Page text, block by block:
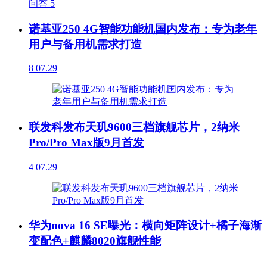
问答 5
诺基亚250 4G智能功能机国内发布：专为老年
用户与备用机需求打造
8 07.29
联发科发布天玑9600三档旗舰芯片，2纳米
Pro/Pro Max版9月首发
4 07.29
华为nova 16 SE曝光：横向矩阵设计+橘子海渐
变配色+麒麟8020旗舰性能